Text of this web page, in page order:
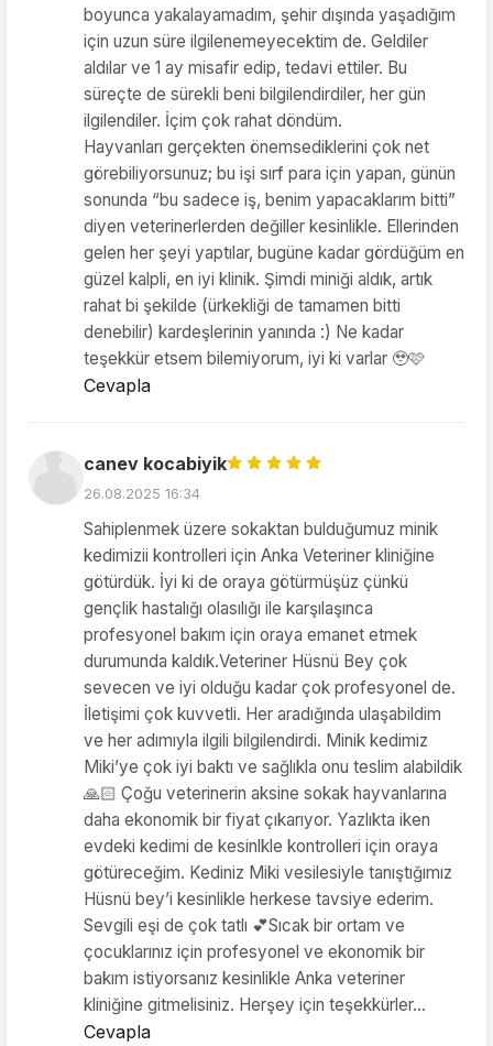
boyunca yakalayamadım, şehir dışında yaşadığım
için uzun süre ilgilenemeyecektim de. Geldiler
aldılar ve 1 ay misafir edip, tedavi ettiler. Bu
süreçte de sürekli beni bilgilendirdiler, her gün
ilgilendiler. İçim çok rahat döndüm.
Hayvanları gerçekten önemsediklerini çok net
görebiliyorsunuz; bu işi sırf para için yapan, günün
sonunda “bu sadece iş, benim yapacaklarım bitti”
diyen veterinerlerden değiller kesinlikle. Ellerinden
gelen her şeyi yaptılar, bugüne kadar gördüğüm en
güzel kalpli, en iyi klinik. Şimdi miniği aldık, artık
rahat bi şekilde (ürkekliği de tamamen bitti
denebilir) kardeşlerinin yanında :) Ne kadar
teşekkür etsem bilemiyorum, iyi ki varlar 🥹🩷
Cevapla
canev kocabiyik
26.08.2025 16:34
Sahiplenmek üzere sokaktan bulduğumuz minik
kedimizii kontrolleri için Anka Veteriner kliniğine
götürdük. İyi ki de oraya götürmüşüz çünkü
gençlik hastalığı olasılığı ile karşılaşınca
profesyonel bakım için oraya emanet etmek
durumunda kaldık.Veteriner Hüsnü Bey çok
sevecen ve iyi olduğu kadar çok profesyonel de.
İletişimi çok kuvvetli. Her aradığında ulaşabildim
ve her adımıyla ilgili bilgilendirdi. Minik kedimiz
Miki’ye çok iyi baktı ve sağlıkla onu teslim alabildik
🙏🏻 Çoğu veterinerin aksine sokak hayvanlarına
daha ekonomik bir fiyat çıkarıyor. Yazlıkta iken
evdeki kedimi de kesinlkle kontrolleri için oraya
götüreceğim. Kediniz Miki vesilesiyle tanıştığımız
Hüsnü bey’i kesinlikle herkese tavsiye ederim.
Sevgili eşi de çok tatlı 💕Sıcak bir ortam ve
çocuklarınız için profesyonel ve ekonomik bir
bakım istiyorsanız kesinlikle Anka veteriner
kliniğine gitmelisiniz. Herşey için teşekkürler…
Cevapla